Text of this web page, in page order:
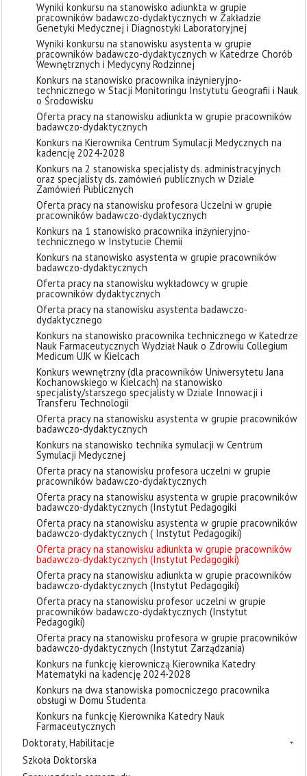
Wyniki konkursu na stanowisko adiunkta w grupie
pracowników badawczo-dydaktycznych w Zakładzie
Genetyki Medycznej i Diagnostyki Laboratoryjnej
Wyniki konkursu na stanowisku asystenta w grupie
pracowników badawczo-dydaktycznych w Katedrze Chorób
Wewnętrznych i Medycyny Rodzinnej
Konkurs na stanowisko pracownika inżynieryjno-
technicznego w Stacji Monitoringu Instytutu Geografii i Nauk
o Środowisku
Oferta pracy na stanowisku adiunkta w grupie pracowników
badawczo-dydaktycznych
Konkurs na Kierownika Centrum Symulacji Medycznych na
kadencję 2024-2028
Konkurs na 2 stanowiska specjalisty ds. administracyjnych
oraz specjalisty ds. zamówień publicznych w Dziale
Zamówień Publicznych
Oferta pracy na stanowisku profesora Uczelni w grupie
pracowników badawczo-dydaktycznych
Konkurs na 1 stanowisko pracownika inżynieryjno-
technicznego w Instytucie Chemii
Konkurs na stanowisko asystenta w grupie pracowników
badawczo-dydaktycznych
Oferta pracy na stanowisku wykładowcy w grupie
pracowników dydaktycznych
Oferta pracy na stanowisku asystenta badawczo-
dydaktycznego
Konkurs na stanowisko pracownika technicznego w Katedrze
Nauk Farmaceutycznych Wydział Nauk o Zdrowiu Collegium
Medicum UJK w Kielcach
Konkurs wewnętrzny (dla pracowników Uniwersytetu Jana
Kochanowskiego w Kielcach) na stanowisko
specjalisty/starszego specjalisty w Dziale Innowacji i
Transferu Technologii
Oferta pracy na stanowisku asystenta w grupie pracowników
badawczo-dydaktycznych
Konkurs na stanowisko technika symulacji w Centrum
Symulacji Medycznej
Oferta pracy na stanowisku profesora uczelni w grupie
pracowników badawczo-dydaktycznych
Oferta pracy na stanowisku asystenta w grupie pracowników
badawczo-dydaktycznych (Instytut Pedagogiki
Oferta pracy na stanowisku asystenta w grupie pracowników
badawczo-dydaktycznych ( Instytut Pedagogiki)
Oferta pracy na stanowisku adiunkta w grupie pracowników
badawczo-dydaktycznych (Instytut Pedagogiki)
Oferta pracy na stanowisku adiunkta w grupie pracowników
badawczo-dydaktycznych (Instytut Pedagogiki)
Oferta pracy na stanowisku profesor uczelni w grupie
pracowników badawczo-dydaktycznych (Instytut
Pedagogiki)
Oferta pracy na stanowisku profesora w grupie pracowników
badawczo-dydaktycznych (Instytut Zarządzania)
Konkurs na funkcję kierowniczą Kierownika Katedry
Matematyki na kadencję 2024-2028
Konkurs na dwa stanowiska pomocniczego pracownika
obsługi w Domu Studenta
Konkurs na funkcję Kierownika Katedry Nauk
Farmaceutycznych
Doktoraty, Habilitacje
Szkoła Doktorska